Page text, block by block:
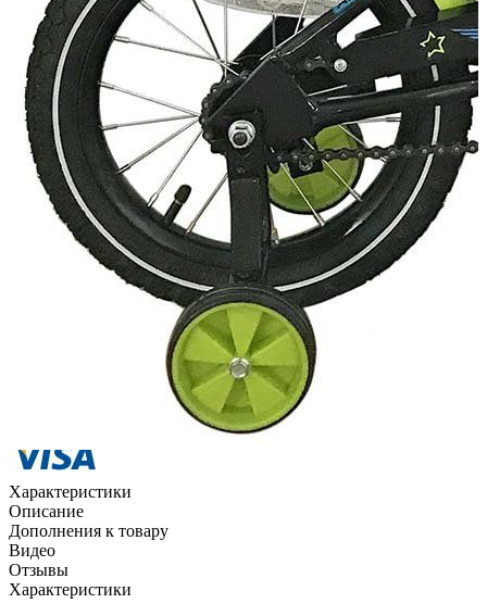
Добавить к сравнению
Нет в наличии
Сообщить о наличии
Способы оплаты
Наличными курьеру
Характеристики
Описание
Дополнения к товару
Видео
Отзывы
Характеристики